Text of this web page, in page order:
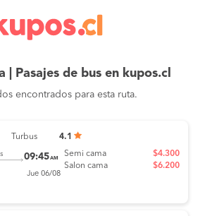
| Pasajes de bus en kupos.cl
encontrados para esta ruta.
Turbus 4.1
09:45AM
Jue 06/08
Semi cama
Salon cama
$4.300
$6.200